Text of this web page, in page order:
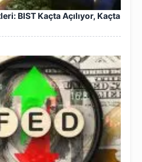
BIST Kaçta Açılıyor, Kaçta